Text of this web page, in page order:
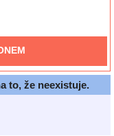
to, že neexistuje.